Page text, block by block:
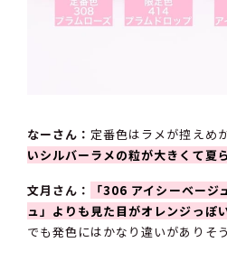
なーさん： 定番色はラメが控えめ
いシルバーラメの粒が大きくて夏
文月さん：
「306 アイシーベー
ュ」よりも見た目がオレンジっぽ
でも発色にはかなり違いがありそ